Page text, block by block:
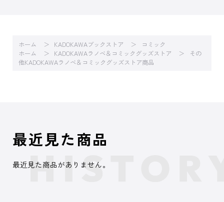
ホーム KADOKAWAブックストア
コミック
ホーム
KADOKAWAラノベ＆コミックグッズストア
その
他KADOKAWAラノベ＆コミックグッズストア商品
最近見た商品
最近見た商品がありません。